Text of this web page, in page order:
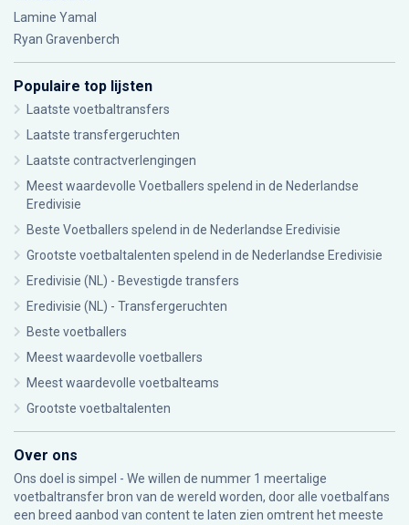
Lamine Yamal
Ryan Gravenberch
Populaire top lijsten
Laatste voetbaltransfers
Laatste transfergeruchten
Laatste contractverlengingen
Meest waardevolle Voetballers spelend in de Nederlandse
Eredivisie
Beste Voetballers spelend in de Nederlandse Eredivisie
Grootste voetbaltalenten spelend in de Nederlandse Eredivisie
Eredivisie (NL) - Bevestigde transfers
Eredivisie (NL) - Transfergeruchten
Beste voetballers
Meest waardevolle voetballers
Meest waardevolle voetbalteams
Grootste voetbaltalenten
Over ons
Ons doel is simpel - We willen de nummer 1 meertalige
voetbaltransfer bron van de wereld worden, door alle voetbalfans
een breed aanbod van content te laten zien omtrent het meeste